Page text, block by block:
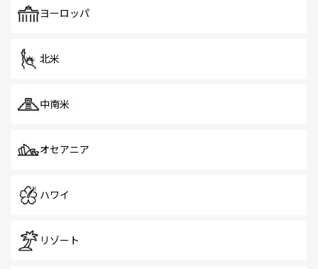
で、ホーカーズは地元の風情を楽しめる外せないスポット
ヨーロッパ
北米
中南米
オセアニア
ハワイ
リゾート